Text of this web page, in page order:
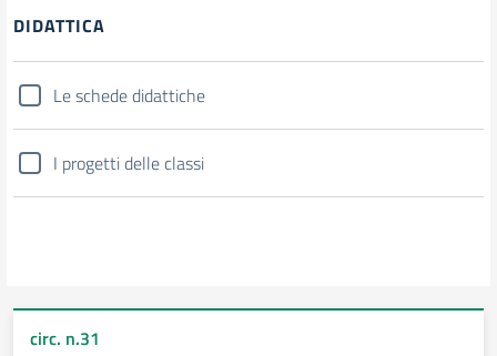
DIDATTICA
Le schede didattiche
I progetti delle classi
circ. n.31